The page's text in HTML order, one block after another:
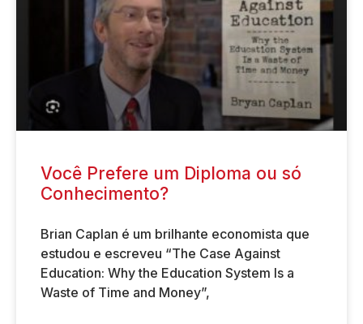
Você Prefere um Diploma ou só
Conhecimento?
Brian Caplan é um brilhante economista que
estudou e escreveu “The Case Against
Education: Why the Education System Is a
Waste of Time and Money”,